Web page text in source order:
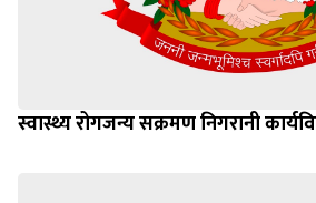
स्वास्थ्य रोगजन्य सक्रमण निगरानी